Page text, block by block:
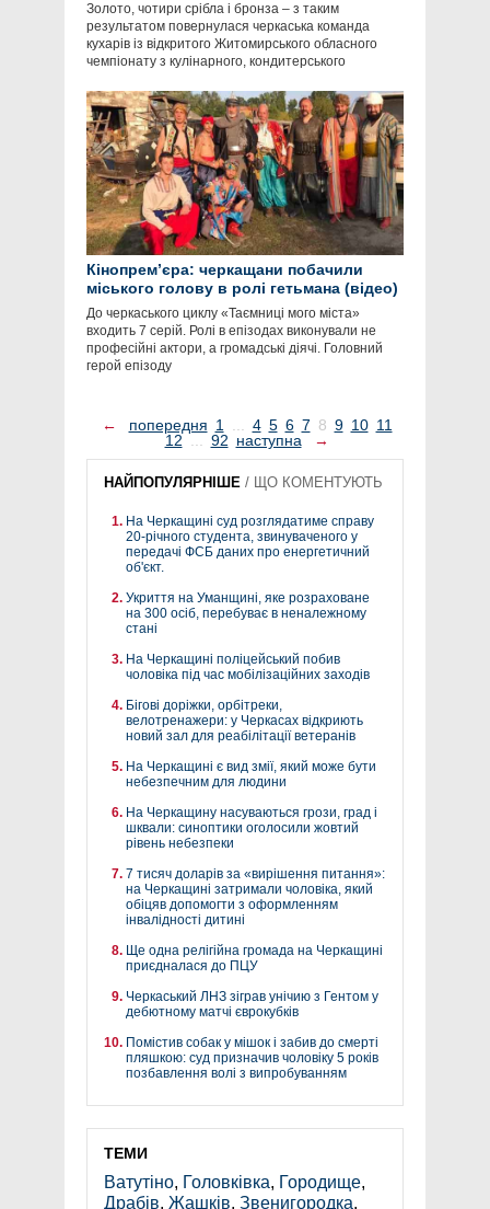
Золото, чотири срібла і бронза – з таким
результатом повернулася черкаська команда
кухарів із відкритого Житомирського обласного
чемпіонату з кулінарного, кондитерського
Кінопрем’єра: черкащани побачили
міського голову в ролі гетьмана (відео)
До черкаського циклу «Таємниці мого міста»
входить 7 серій. Ролі в епізодах виконували не
професійні актори, а громадські діячі. Головний
герой епізоду
← попередня 1 ... 4 5 6 7 8 9 10 11
12 ... 92 наступна →
НАЙПОПУЛЯРНІШЕ / ЩО КОМЕНТУЮТЬ
На Черкащині суд розглядатиме справу
20-річного студента, звинуваченого у
передачі ФСБ даних про енергетичний
об'єкт.
Укриття на Уманщині, яке розраховане
на 300 осіб, перебуває в неналежному
стані
На Черкащині поліцейський побив
чоловіка під час мобілізаційних заходів
Бігові доріжки, орбітреки,
велотренажери: у Черкасах відкриють
новий зал для реабілітації ветеранів
На Черкащині є вид змії, який може бути
небезпечним для людини
На Черкащину насуваються грози, град і
шквали: синоптики оголосили жовтий
рівень небезпеки
7 тисяч доларів за «вирішення питання»:
на Черкащині затримали чоловіка, який
обіцяв допомогти з оформленням
інвалідності дитині
Ще одна релігійна громада на Черкащині
приєдналася до ПЦУ
Черкаський ЛНЗ зіграв унічию з Гентом у
дебютному матчі єврокубків
Помістив собак у мішок і забив до смерті
пляшкою: суд призначив чоловіку 5 років
позбавлення волі з випробуванням
ТЕМИ
Ватутіно, Головківка, Городище,
Драбів, Жашків, Звенигородка,